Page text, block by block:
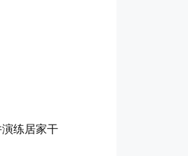
练居家干